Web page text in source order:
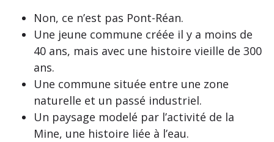
Non, ce n’est pas Pont-Réan.
Une jeune commune créée il y a moins de
40 ans, mais avec une histoire vieille de 300
ans.
Une commune située entre une zone
naturelle et un passé industriel.
Un paysage modelé par l’activité de la
Mine, une histoire liée à l’eau.